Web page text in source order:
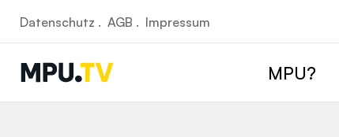
Datenschutz . AGB . Impressum
MPU?